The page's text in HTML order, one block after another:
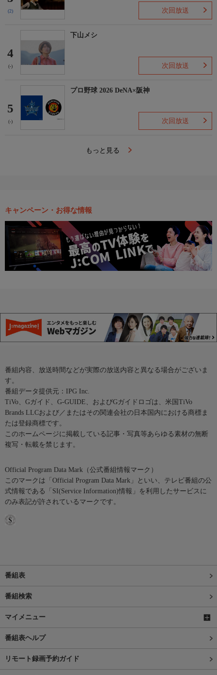
(2) 次回放送
4
(-)
下山メシ
次回放送
5
(-)
プロ野球 2026 DeNA×阪神
次回放送
もっと見る
キャンペーン・お得な情報
番組内容、放送時間などが実際の放送内容と異なる場合がございま
す。
番組データ提供元：IPG Inc.
TiVo、Gガイド、G-GUIDE、およびGガイドロゴは、米国TiVo
Brands LLCおよび／またはその関連会社の日本国内における商標ま
たは登録商標です。
このホームページに掲載している記事・写真等あらゆる素材の無断
複写・転載を禁じます。
Official Program Data Mark（公式番組情報マーク）
このマークは「Official Program Data Mark」といい、テレビ番組の公
式情報である「SI(Service Information)情報」を利用したサービスに
のみ表記が許されているマークです。
番組表
番組検索
マイメニュー
番組表ヘルプ
リモート録画予約ガイド